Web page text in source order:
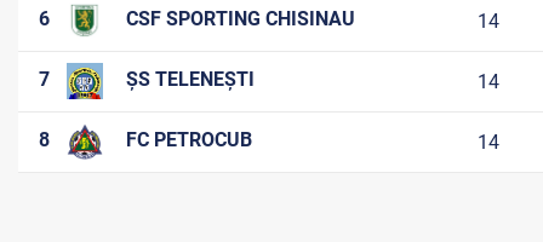
6 CSF SPORTING CHISINAU 14
7 ȘS TELENEȘTI 14
8 FC PETROCUB 14